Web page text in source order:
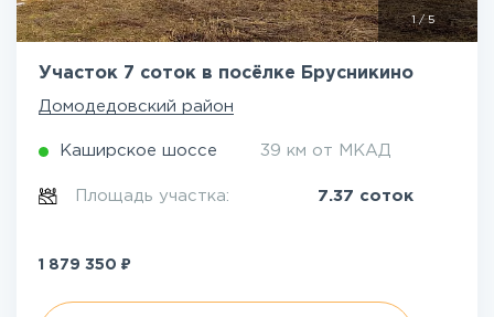
1/5
Участок 7 соток в посёлке Брусникино
Домодедовский район
Каширское шоссе 39 км от МКАД
Площадь участка: 7.37 соток
1 879 350 ₽